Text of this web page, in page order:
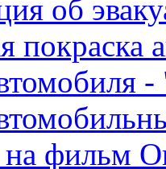
об
покраска
-
на фильм